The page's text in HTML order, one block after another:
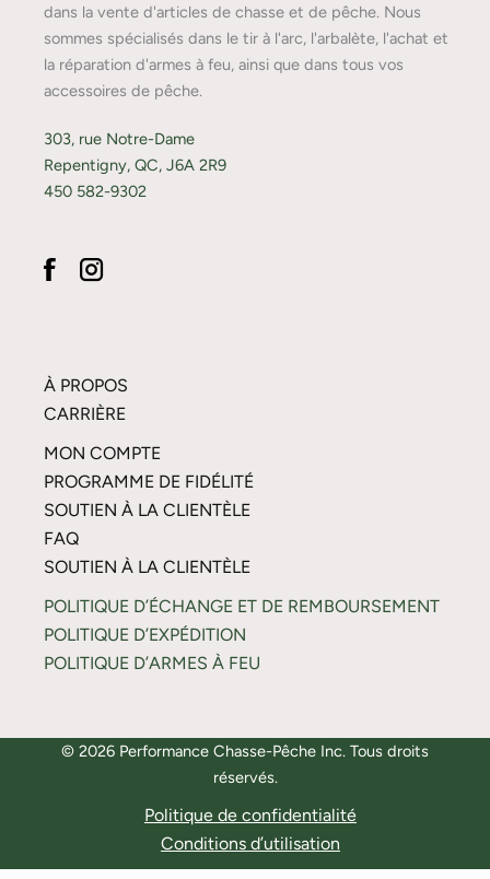
dans la vente d'articles de chasse et de pêche. Nous
sommes spécialisés dans le tir à l'arc, l'arbalète, l'achat et
la réparation d'armes à feu, ainsi que dans tous vos
accessoires de pêche.
303, rue Notre-Dame
Repentigny, QC, J6A 2R9
450 582-9302
À PROPOS
CARRIÈRE
MON COMPTE
PROGRAMME DE FIDÉLITÉ
SOUTIEN À LA CLIENTÈLE
FAQ
SOUTIEN À LA CLIENTÈLE
POLITIQUE D’ÉCHANGE ET DE REMBOURSEMENT
POLITIQUE D’EXPÉDITION
POLITIQUE D’ARMES À FEU
© 2026 Performance Chasse-Pêche Inc. Tous droits
réservés.
Politique de confidentialité
Conditions d’utilisation